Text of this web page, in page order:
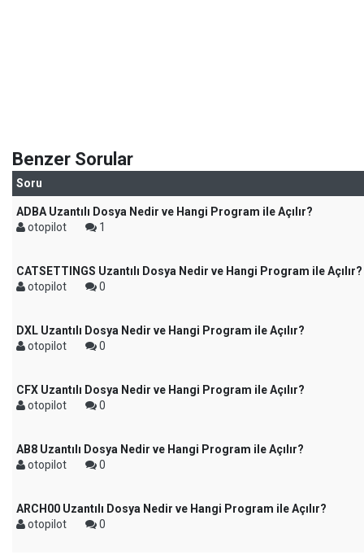
Benzer Sorular
Soru
ADBA Uzantılı Dosya Nedir ve Hangi Program ile Açılır?
otopilot
1
CATSETTINGS Uzantılı Dosya Nedir ve Hangi Program ile Açılır?
otopilot
0
DXL Uzantılı Dosya Nedir ve Hangi Program ile Açılır?
otopilot
0
CFX Uzantılı Dosya Nedir ve Hangi Program ile Açılır?
otopilot
0
AB8 Uzantılı Dosya Nedir ve Hangi Program ile Açılır?
otopilot
0
ARCH00 Uzantılı Dosya Nedir ve Hangi Program ile Açılır?
otopilot
0